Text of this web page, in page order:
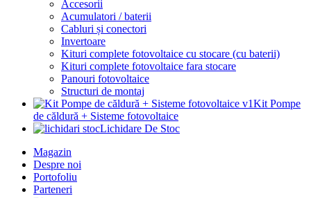
Accesorii
Acumulatori / baterii
Cabluri și conectori
Invertoare
Kituri complete fotovoltaice cu stocare (cu baterii)
Kituri complete fotovoltaice fara stocare
Panouri fotovoltaice
Structuri de montaj
Kit Pompe
de căldură + Sisteme fotovoltaice
Lichidare De Stoc
Magazin
Despre noi
Portofoliu
Parteneri